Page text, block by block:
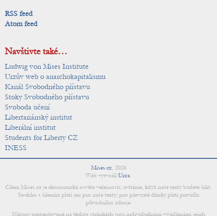
RSS feed
Atom feed
Navštivte také…
Ludwig von Mises Institute
Urzův web o anarchokapitalismu
Kanál Svobodného přístavu
Stoky Svobodného přístavu
Svoboda učení
Libertariánský institut
Liberální institut
Students for Liberty CZ
INESS
Mises.cz, 2026
Web vytvořil Urza.
Cílem Mises.cz je ekonomická osvěta veřejnosti; uvítáme, když naše texty budete šířit.
Souhlas s šířením platí jen pro naše texty; pro převzaté články platí pravidla
původního zdroje.
Názory prezentované na těchto stránkách jsou individuálními vyjádřeními jejich